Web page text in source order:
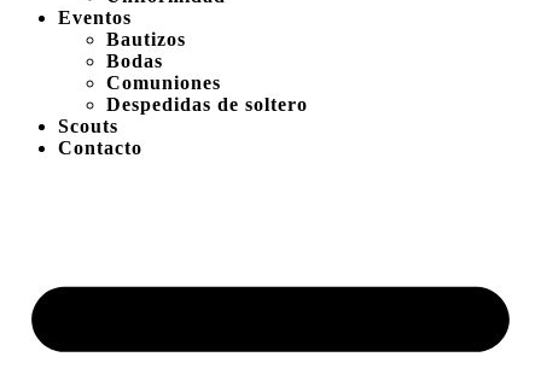
Eventos
Bautizos
Bodas
Comuniones
Despedidas de soltero
Scouts
Contacto